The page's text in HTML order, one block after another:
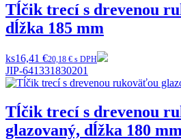
Tĺčik trecí s drevenou
dĺžka 185 mm
ks16,41 €20,18 € s DPH
JIP-641331830201
Tĺčik trecí s drevenou
glazovaný, dĺžka 180 mm